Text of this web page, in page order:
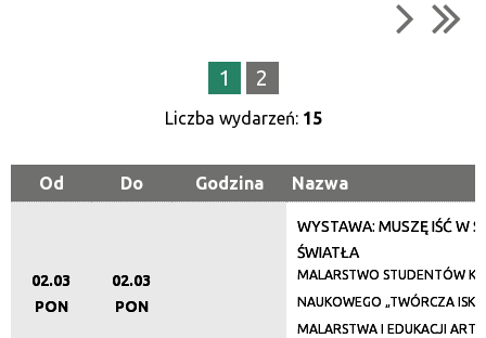
1 2
Liczba wydarzeń: 15
Od Do Godzina Nazwa
02.03
PON
02.03
PON
WYSTAWA: MUSZĘ IŚĆ W
ŚWIATŁA
MALARSTWO STUDENTÓW
NAUKOWEGO „TWÓRCZA
MALARSTWA I EDUKACJI